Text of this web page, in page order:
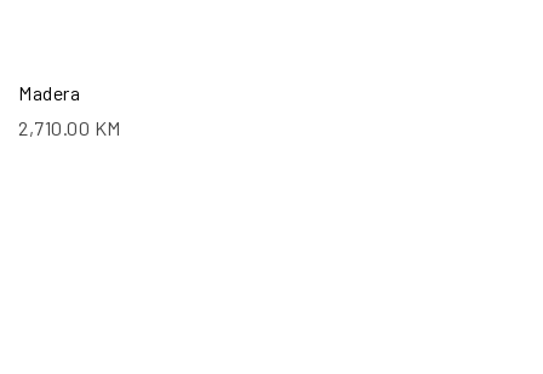
Madera
2,710.00 KM